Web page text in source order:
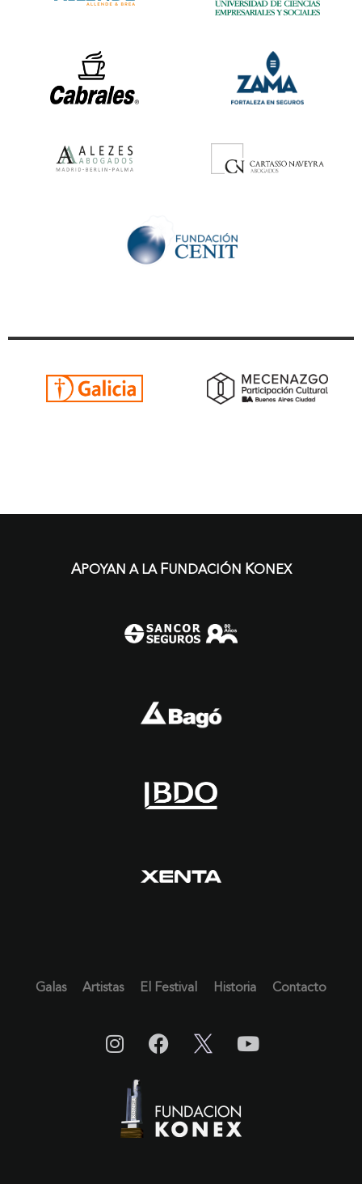
APOYAN A LA FUNDACIÓN KONEX
Galas Artistas El Festival Historia Contacto